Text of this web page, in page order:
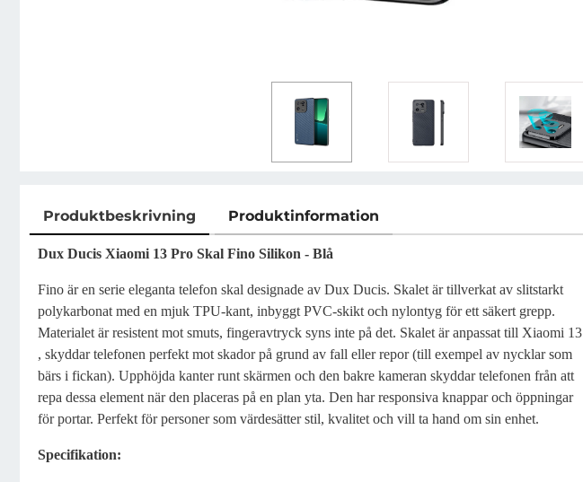
Produktbeskrivning Produktinformation
Produktbeskrivning
Dux Ducis Xiaomi 13 Pro Skal Fino Silikon - Blå
Fino är en serie eleganta telefon skal designade av Dux Ducis. Skalet är tillverkat av slitstarkt
polykarbonat med en mjuk TPU-kant, inbyggt PVC-skikt och nylontyg för ett säkert grepp.
Materialet är resistent mot smuts, fingeravtryck syns inte på det. Skalet är anpassat till Xiaomi 13
, skyddar telefonen perfekt mot skador på grund av fall eller repor (till exempel av nycklar som
bärs i fickan). Upphöjda kanter runt skärmen och den bakre kameran skyddar telefonen från att
repa dessa element när den placeras på en plan yta. Den har responsiva knappar och öppningar
för portar. Perfekt för personer som värdesätter stil, kvalitet och vill ta hand om sin enhet.
Specifikation: